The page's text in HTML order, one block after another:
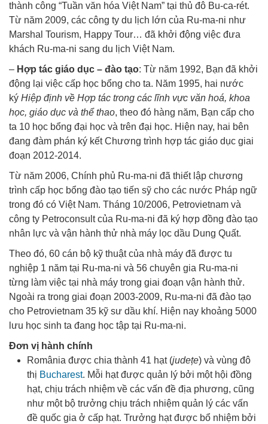
thành công “Tuần văn hóa Việt Nam” tại thủ đô Bu-ca-rét.
Từ năm 2009, các công ty du lịch lớn của Ru-ma-ni như
Marshal Tourism, Happy Tour… đã khởi động việc đưa
khách Ru-ma-ni sang du lịch Việt Nam.
– Hợp tác giáo dục – đào tạo: Từ năm 1992, Bạn đã khởi
động lại việc cấp học bổng cho ta. Năm 1995, hai nước
ký Hiệp định về Hợp tác trong các lĩnh vực văn hoá, khoa
học, giáo dục và thể thao, theo đó hàng năm, Bạn cấp cho
ta 10 học bổng đại học và trên đại học. Hiện nay, hai bên
đang đàm phán ký kết Chương trình hợp tác giáo dục giai
đoạn 2012-2014.
Từ năm 2006, Chính phủ Ru-ma-ni đã thiết lập chương
trình cấp học bổng đào tạo tiến sỹ cho các nước Pháp ngữ
trong đó có Việt Nam. Tháng 10/2006, Petrovietnam và
công ty Petroconsult của Ru-ma-ni đã ký hợp đồng đào tạo
nhân lực và vận hành thử nhà máy lọc dầu Dung Quất.
Theo đó, 60 cán bộ kỹ thuật của nhà máy đã được tu
nghiệp 1 năm tại Ru-ma-ni và 56 chuyên gia Ru-ma-ni
từng làm việc tại nhà máy trong giai đoạn vận hành thử.
Ngoài ra trong giai đoạn 2003-2009, Ru-ma-ni đã đào tạo
cho Petrovietnam 35 kỹ sư dầu khí. Hiện nay khoảng 5000
lưu học sinh ta đang học tập tại Ru-ma-ni.
Đơn vị hành chính
România được chia thành 41 hạt (județe) và vùng đô
thị Bucharest. Mỗi hạt được quản lý bởi một hội đồng
hạt, chịu trách nhiệm về các vấn đề địa phương, cũng
như một bộ trưởng chịu trách nhiệm quản lý các vấn
đề quốc gia ở cấp hạt. Trưởng hạt được bổ nhiệm bởi